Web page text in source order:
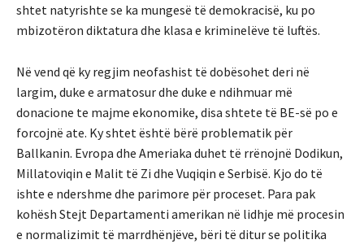
shtet natyrishte se ka mungesë të demokracisë, ku po
mbizotëron diktatura dhe klasa e kriminelëve të luftës.
Në vend që ky regjim neofashist të dobësohet deri në
largim, duke e armatosur dhe duke e ndihmuar më
donacione te majme ekonomike, disa shtete të BE-së po e
forcojnë ate. Ky shtet është bërë problematik për
Ballkanin. Evropa dhe Ameriaka duhet të rrënojnë Dodikun,
Millatoviqin e Malit të Zi dhe Vuqiqin e Serbisë. Kjo do të
ishte e ndershme dhe parimore për proceset. Para pak
kohësh Stejt Departamenti amerikan në lidhje më procesin
e normalizimit të marrdhënjëve, bëri të ditur se politika